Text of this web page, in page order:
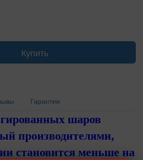
Купить
Гарантии
шаров
производителями,
становится меньше на